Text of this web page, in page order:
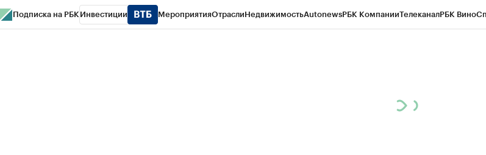
Подписка на РБК Инвестиции МероприятияОтраслиНедвижимостьAutonewsРБК КомпанииТелеканалРБК Вино